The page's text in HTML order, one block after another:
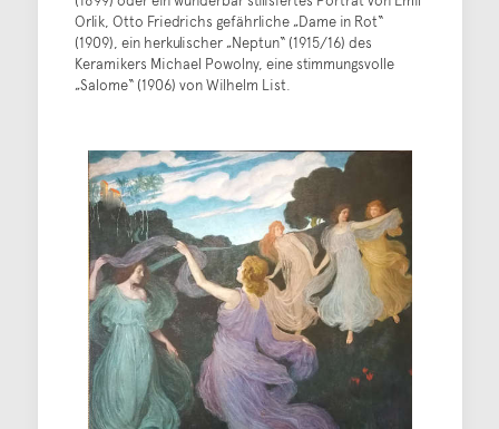
Orlik, Otto Friedrichs gefährliche „Dame in Rot“
(1909), ein herkulischer „Neptun“ (1915/16) des
Keramikers Michael Powolny, eine stimmungsvolle
„Salome“ (1906) von Wilhelm List.